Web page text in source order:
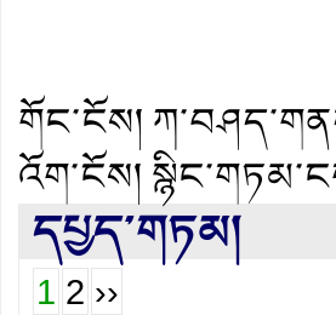
གོང་ངོས།
འོག་ངོས།
དཔྱད་གཏམ།
1 2 ››